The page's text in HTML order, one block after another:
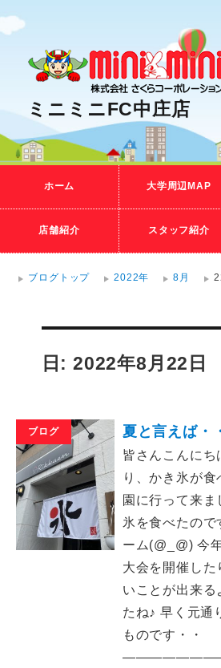
ミニミニFC中庄店
ホーム 大学周辺MAP
店舗紹介 スタッフ紹介
ブログトップ 2022年 8月
日: 2022年8月22日
ブログ 夏と言えば・
皆さんこんにち
り、かき氷が
園に行って来ま
氷を食べたので
ーム(@_@) 今
大会を開催した
いことが出来る
たね♪ 早く元通
ものです・・